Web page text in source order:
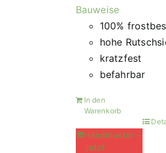
Bauweise
100%
hohe
kratzfest
befahrbar
In den
Warenkorb
Handmuster -
Jetzt